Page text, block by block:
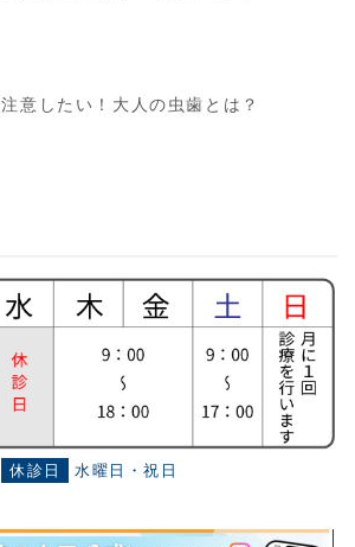
注意したい！大人の虫歯とは？
休診日 水曜日・祝日